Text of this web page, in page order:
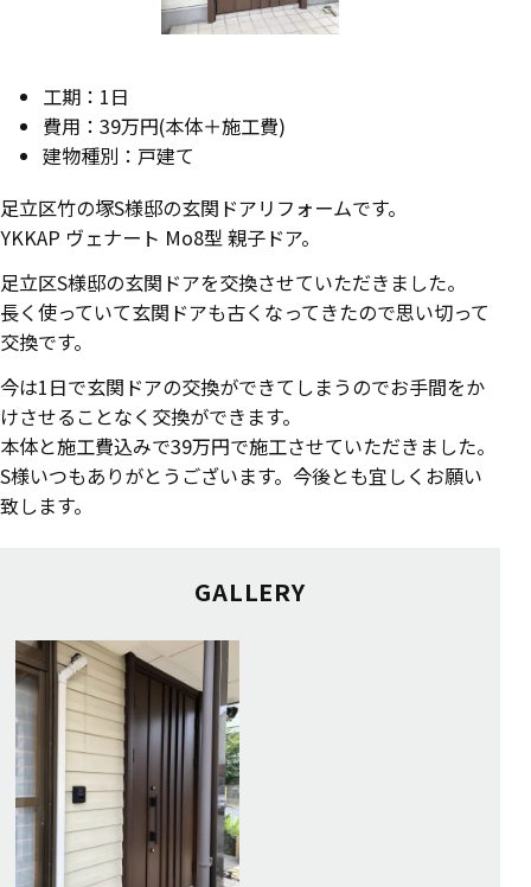
工期：1日
費用：39万円(本体＋施工費)
建物種別：戸建て
足立区竹の塚S様邸の玄関ドアリフォームです。
YKKAP ヴェナート Mo8型 親子ドア。
足立区S様邸の玄関ドアを交換させていただきました。
長く使っていて玄関ドアも古くなってきたので思い切って
交換です。
今は1日で玄関ドアの交換ができてしまうのでお手間をか
けさせることなく交換ができます。
本体と施工費込みで39万円で施工させていただきました。
S様いつもありがとうございます。今後とも宜しくお願い
致します。
GALLERY